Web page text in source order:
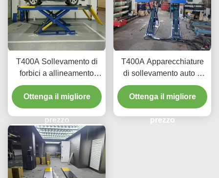
T400A Sollevamento di
forbici a allineamento
durevole 4000 kg con
sollevamento liscio
Ottenga il migliore
prezzo
T400A Apparecchiature
di sollevamento auto a
profilo ultra basso per
allineamento e
manutenzione
Ottenga il migliore
prezzo